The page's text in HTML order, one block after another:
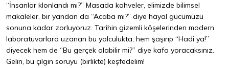
“İnsanlar klonlandı mı?” Masada kahveler, elimizde bilimsel
makaleler, bir yandan da “Acaba mı?” diye hayal gücümüzü
sonuna kadar zorluyoruz. Tarihin gizemli köşelerinden modern
laboratuvarlara uzanan bu yolculukta, hem şaşırıp “Hadi ya!”
diyecek hem de “Bu gerçek olabilir mi?” diye kafa yoracaksınız.
Gelin, bu çılgın soruyu (birlikte) keşfedelim!